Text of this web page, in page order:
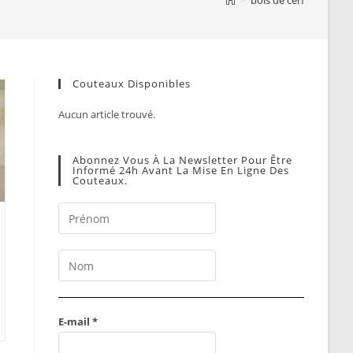
Couteaux Disponibles
Aucun article trouvé.
Abonnez Vous À La Newsletter Pour Être
Informé 24h Avant La Mise En Ligne Des
Couteaux.
E-mail*